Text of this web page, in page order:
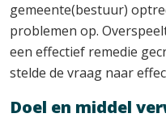
gemeente(bestuur)
problemen op.
een effectief remedie
stelde de vraag naar
Doel en middel